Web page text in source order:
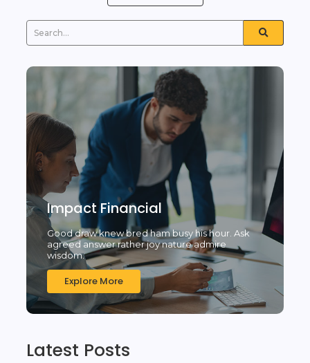
Impact Financial
Good draw knew bred ham busy his hour. Ask
agreed answer rather joy nature admire
wisdom.
Explore More
Latest Posts